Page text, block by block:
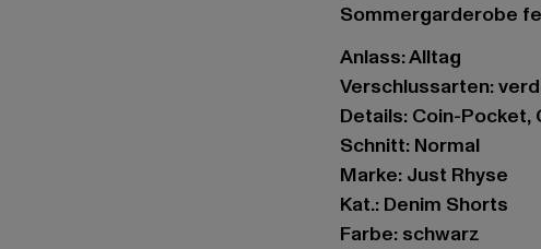
Sommergarderobe
Anlass: Alltag
Verschlussarten:
Details: Coin-Pocket,
Schnitt: Normal
Marke: Just Rhyse
Kat.: Denim Shorts
Farbe: schwarz